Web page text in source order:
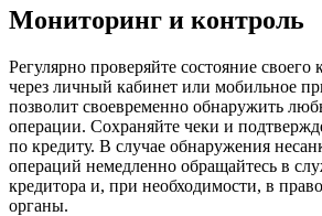
Мониторинг и контроль
Регулярно проверяйте состояние своего
через личный кабинет или мобильное
позволит своевременно обнаружить
операции. Сохраняйте чеки и
по кредиту. В случае обнаружения
операций немедленно обращайтесь в
кредитора и, при необходимости, в
органы.